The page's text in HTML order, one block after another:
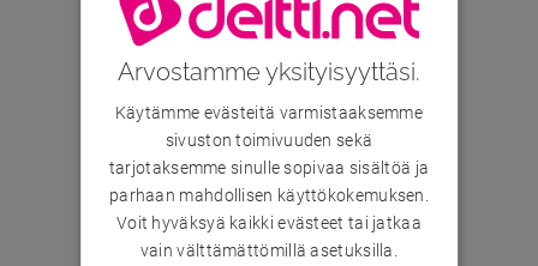
Arvostamme yksityisyyttäsi.
Käytämme evästeitä varmistaaksemme
sivuston toimivuuden sekä
tarjotaksemme sinulle sopivaa sisältöä ja
parhaan mahdollisen käyttökokemuksen.
Voit hyväksyä kaikki evästeet tai jatkaa
vain välttämättömillä asetuksilla.